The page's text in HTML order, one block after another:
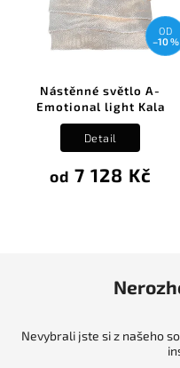
OD
–10 %
Nástěnné světlo A-
Emotional light Kala
od 7 128 Kč
Detail
Nevybrali jste si z našeho